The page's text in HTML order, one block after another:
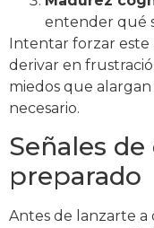
entender qué
Intentar forzar este
derivar en
miedos que
necesario.
Señales
preparado
Antes de lanzarte a